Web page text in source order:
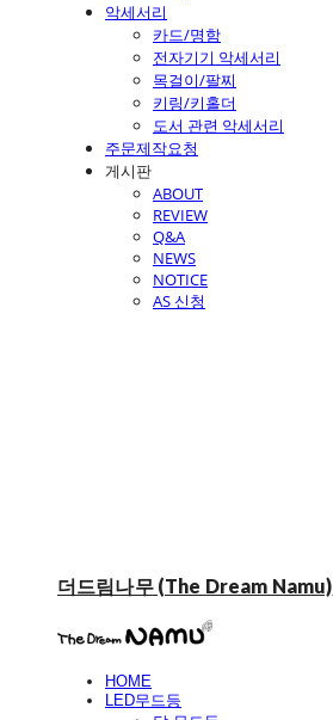
악세서리
카드/명함
전자기기 악세서리
목걸이/팔찌
키링/키홀더
도서 관련 악세서리
주문제작요청
게시판
ABOUT
REVIEW
Q&A
NEWS
NOTICE
AS 신청
더드림나무 (The Dream Namu)
HOME
LED무드등